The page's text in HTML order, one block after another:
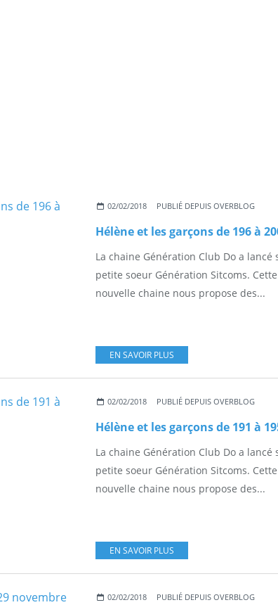
02/02/2018 PUBLIÉ DEPUIS OVERBLOG
Hélène et les garçons de 196 à
La chaine Génération Club Do a lancé
petite soeur Génération Sitcoms. Cette
nouvelle chaine nous propose des...
EN SAVOIR PLUS
02/02/2018 PUBLIÉ DEPUIS OVERBLOG
Hélène et les garçons de 191 à
La chaine Génération Club Do a lancé
petite soeur Génération Sitcoms. Cette
nouvelle chaine nous propose des...
EN SAVOIR PLUS
02/02/2018 PUBLIÉ DEPUIS OVERBLOG